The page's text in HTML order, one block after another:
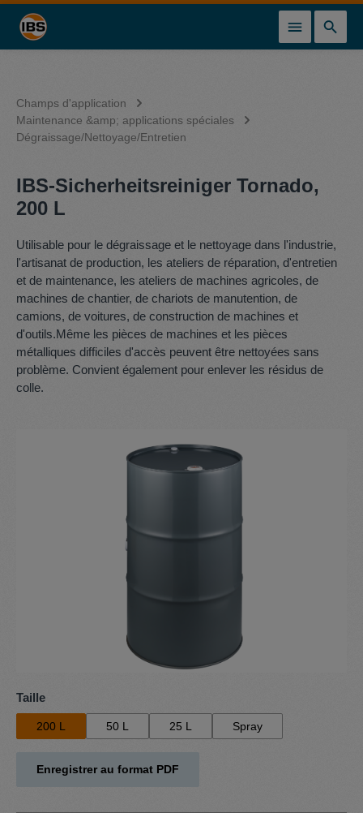
principal
Champs d'application
Maintenance &amp; applications spéciales
Dégraissage/Nettoyage/Entretien
IBS-Sicherheitsreiniger Tornado,
200 L
Utilisable pour le dégraissage et le nettoyage dans l'industrie,
l'artisanat de production, les ateliers de réparation, d'entretien
et de maintenance, les ateliers de machines agricoles, de
machines de chantier, de chariots de manutention, de
camions, de voitures, de construction de machines et
d'outils.Même les pièces de machines et les pièces
métalliques difficiles d'accès peuvent être nettoyées sans
problème. Convient également pour enlever les résidus de
colle.
Sélectionnez
Taille
200 L 50 L 25 L Spray
Enregistrer au format PDF